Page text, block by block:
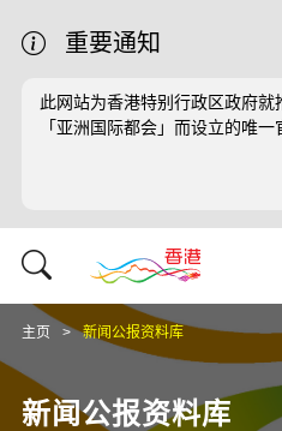
重要通知
此网站为香港特别行政区政府就
「亚洲国际都会」而设立的唯一
主页 新闻公报资料库
新闻公报资料库